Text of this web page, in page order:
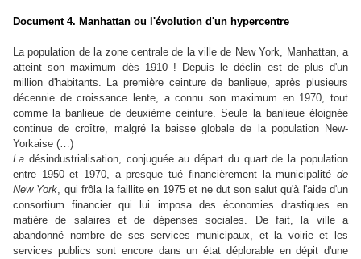
Document 4. Manhattan ou l'évolution d'un hypercentre
La population de la zone centrale de la ville de New York, Manhattan, a
atteint son maximum dès 1910 ! Depuis le déclin est de plus d'un
million d'habitants. La première ceinture de banlieue, après plusieurs
décennie de croissance lente, a connu son maximum en 1970, tout
comme la banlieue de deuxième ceinture. Seule la banlieue éloignée
continue de croître, malgré la baisse globale de la population New-
Yorkaise (…)
La désindustrialisation, conjuguée au départ du quart de la population
entre 1950 et 1970, a presque tué financièrement la municipalité de
New York, qui frôla la faillite en 1975 et ne dut son salut qu'à l'aide d'un
consortium financier qui lui imposa des économies drastiques en
matière de salaires et de dépenses sociales. De fait, la ville a
abandonné nombre de ses services municipaux, et la voirie et les
services publics sont encore dans un état déplorable en dépit d'une